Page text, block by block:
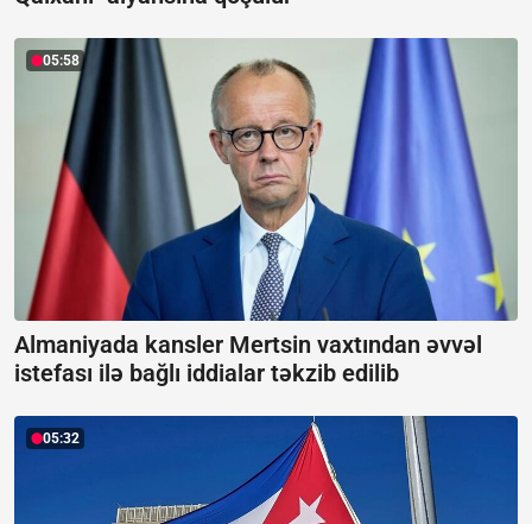
05:58
Almaniyada kansler Mertsin vaxtından əvvəl
istefası ilə bağlı iddialar təkzib edilib
05:32